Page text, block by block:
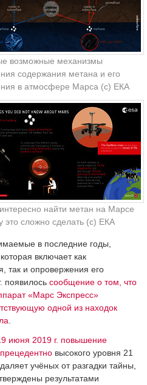
возможные механизмы
содержания метана и его
в атмосфере Марса (с) ЕКА
найти метан на Марсе
это сложно сделать (с) ЕКА
в последние годы,
включает как
так и опровержения его
появилось сообщение о том, что
«Марс Экспресс»
одной из находок
июня 2019 г. повышение
высокого уровня 21
учёных от разгадки тайны,
результатами